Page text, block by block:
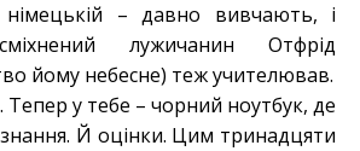
– давно вивчають, і
лужичанин Отфрід
йому небесне) теж учителював.
у тебе – чорний ноутбук, де
знання. Й оцінки. Цим тринадцяти